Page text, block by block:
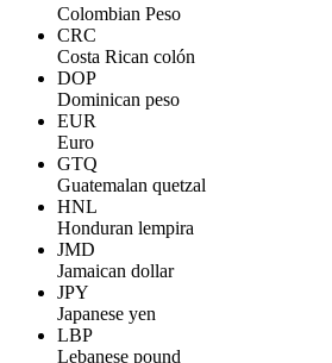
Colombian Peso
CRC
Costa Rican colón
DOP
Dominican peso
EUR
Euro
GTQ
Guatemalan quetzal
HNL
Honduran lempira
JMD
Jamaican dollar
JPY
Japanese yen
LBP
Lebanese pound